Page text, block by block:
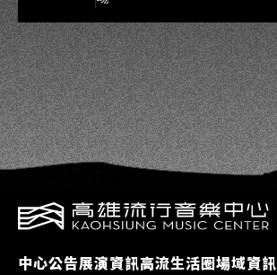
中心公告展演資訊高流生活圈場域資訊